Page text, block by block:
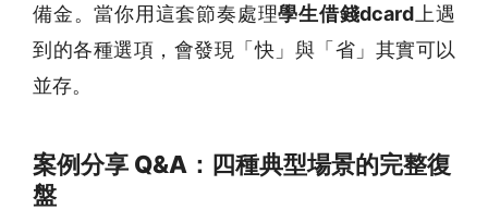
備金。當你用這套節奏處理學生借錢dcard 上遇
到的各種選項，會發現「快」與「省」其實可以
並存。
案例分享 Q&A：四種典型場景的完整復
盤